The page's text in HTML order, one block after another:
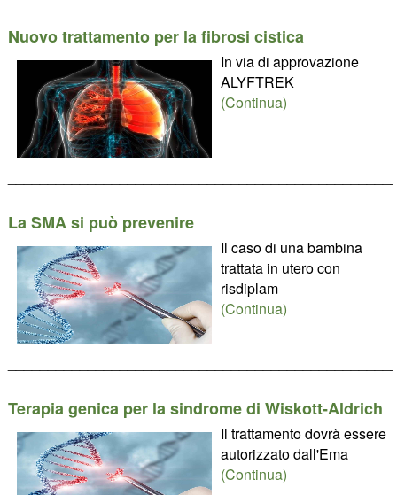
Nuovo trattamento per la fibrosi cistica
In via di approvazione
ALYFTREK
(Continua)
La SMA si può prevenire
Il caso di una bambina
trattata in utero con
risdiplam
(Continua)
Terapia genica per la sindrome di Wiskott-Aldrich
Il trattamento dovrà essere
autorizzato dall'Ema
(Continua)